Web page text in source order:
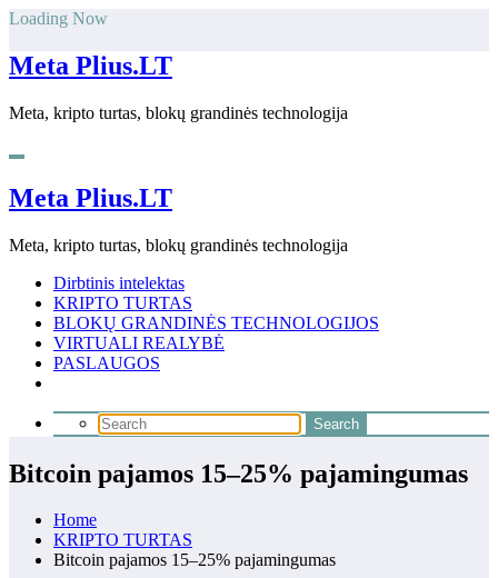
Skip
content
Loading Now
Meta Plius.LT
Meta, kripto turtas, blokų grandinės technologija
Meta Plius.LT
Meta, kripto turtas, blokų grandinės technologija
Dirbtinis intelektas
KRIPTO TURTAS
BLOKŲ GRANDINĖS TECHNOLOGIJOS
VIRTUALI REALYBĖ
PASLAUGOS
Bitcoin pajamos 15–25% pajamingumas
Home
KRIPTO TURTAS
Bitcoin pajamos 15–25% pajamingumas